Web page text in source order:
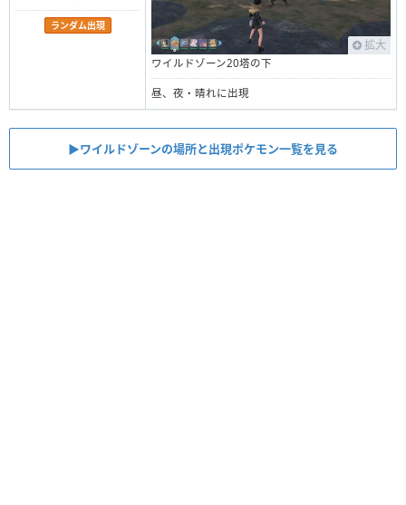
ランダム出現
拡大
ワイルドゾーン20塔の下
昼、夜・晴れに出現
▶︎ワイルドゾーンの場所と出現ポケモン一覧を見る